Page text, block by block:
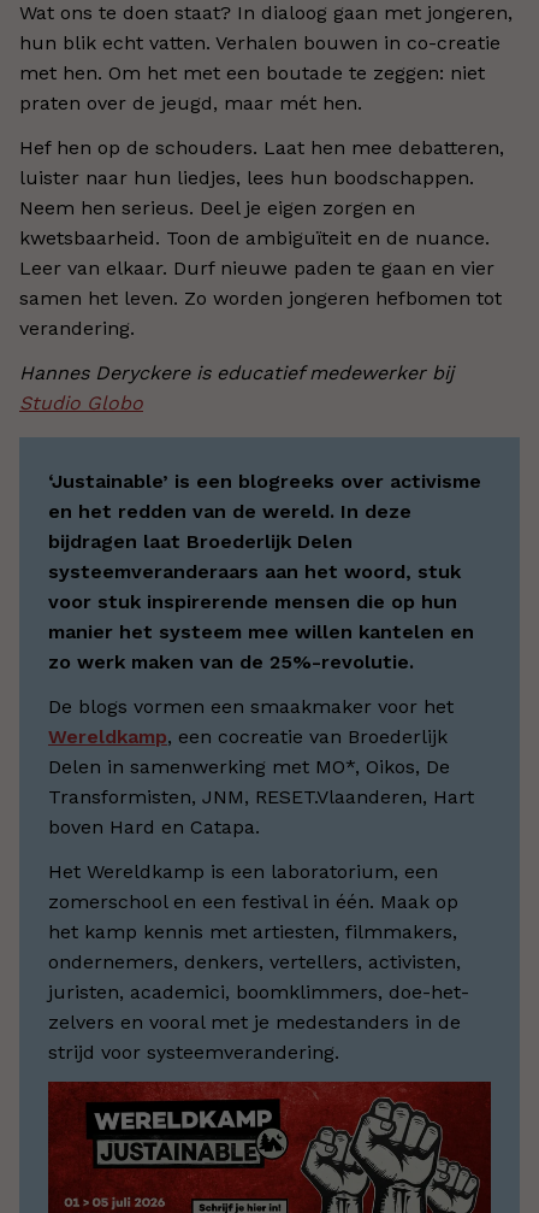
Wat ons te doen staat? In dialoog gaan met jongeren,
hun blik echt vatten. Verhalen bouwen in co-creatie
met hen. Om het met een boutade te zeggen: niet
praten over de jeugd, maar mét hen.
Hef hen op de schouders. Laat hen mee debatteren,
luister naar hun liedjes, lees hun boodschappen.
Neem hen serieus. Deel je eigen zorgen en
kwetsbaarheid. Toon de ambiguïteit en de nuance.
Leer van elkaar. Durf nieuwe paden te gaan en vier
samen het leven. Zo worden jongeren hefbomen tot
verandering.
Hannes Deryckere is educatief medewerker bij
Studio Globo
‘Justainable’ is een blogreeks over activisme
en het redden van de wereld. In deze
bijdragen laat Broederlijk Delen
systeemveranderaars aan het woord, stuk
voor stuk inspirerende mensen die op hun
manier het systeem mee willen kantelen en
zo werk maken van de 25%-revolutie.
De blogs vormen een smaakmaker voor het
Wereldkamp, een cocreatie van Broederlijk
Delen in samenwerking met MO*, Oikos, De
Transformisten, JNM, RESET.Vlaanderen, Hart
boven Hard en Catapa.
Het Wereldkamp is een laboratorium, een
zomerschool en een festival in één. Maak op
het kamp kennis met artiesten, filmmakers,
ondernemers, denkers, vertellers, activisten,
juristen, academici, boomklimmers, doe-het-
zelvers en vooral met je medestanders in de
strijd voor systeemverandering.